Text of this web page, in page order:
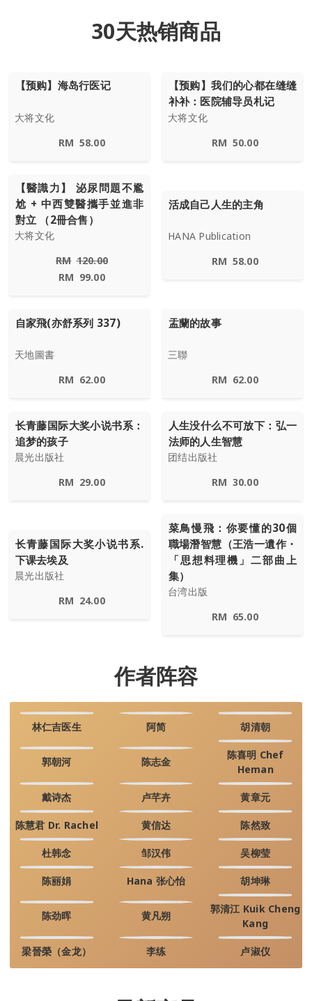
30天热销商品
【预购】海岛行医记
大将文化
RM 58.00
【预购】我们的心都在缝缝
补补：医院辅导员札记
大将文化
RM 50.00
【醫識力】 泌尿問題不尷
尬 + 中西雙醫攜手並進非
對立 （2冊合售）
大将文化
RM 120.00
RM 99.00
活成自己人生的主角
HANA Publication
RM 58.00
自家飛(亦舒系列 337)
天地圖書
RM 62.00
盂蘭的故事
三聯
RM 62.00
长青藤国际大奖小说书系：
追梦的孩子
晨光出版社
RM 29.00
人生没什么不可放下：弘一
法师的人生智慧
团结出版社
RM 30.00
长青藤国际大奖小说书系.
下课去埃及
晨光出版社
RM 24.00
菜鳥慢飛：你要懂的30個
職場潛智慧（王浩一遺作・
「思想料理機」二部曲上
集）
台湾出版
RM 65.00
作者阵容
林仁吉医生 阿简 胡清朝
郭朝河 陈志金
陈喜明 Chef
Heman
戴诗杰 卢芊卉 黄章元
陈慧君 Dr. Rachel 黄信达 陈然致
杜韩念 邹汉伟 吴柳莹
陈丽娟 Hana 张心怡 胡坤琳
陈劲晖 黄凡朔
郭清江 Kuik Cheng
Kang
梁晉榮（金龙） 李练 卢淑仪